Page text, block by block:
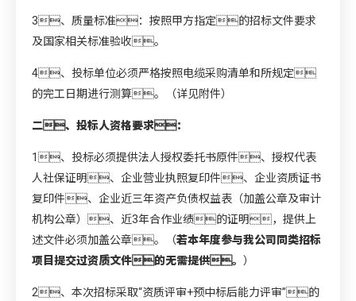
3、质量标准：按照甲方指定的招标文件要求
及国家相关标准验收。
4、投标单位必须严格按照电缆采购清单和所规定
的完工日期进行测算。（详见附件）
二、投标人资格要求：
1、投标必须提供法人授权委托书原件、授权代表
人社保证明、企业营业执照复印件、企业资质证书
复印件、企业近三年资产负债权益表（加盖公章及审计
机构公章）、近3年合作业绩的证明，提供上
述文件必须加盖公章。（若本年度参与我公司同类招标
项目提交过资质文件的无需提供。 ）
2、本次招标采取“资质评审+预中标后能力评审”的